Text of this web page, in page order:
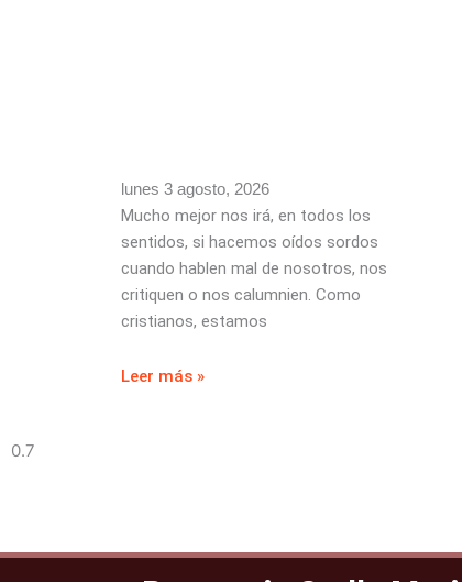
lunes 3 agosto, 2026
Mucho mejor nos irá, en todos los
sentidos, si hacemos oídos sordos
cuando hablen mal de nosotros, nos
critiquen o nos calumnien. Como
cristianos, estamos
Leer más »